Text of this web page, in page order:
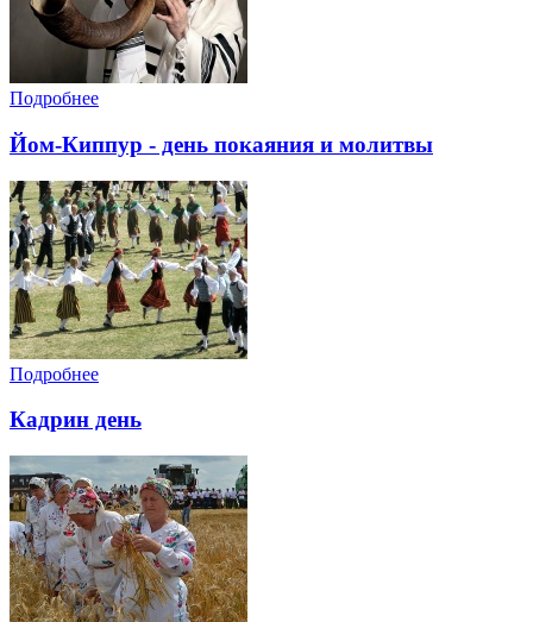
Подробнее
Йом-Киппур - день покаяния и молитвы
Подробнее
Кадрин день